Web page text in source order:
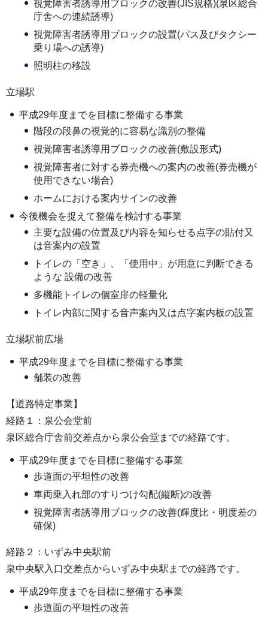
視覚障害者誘導用ブロックの改善(JIS規格)(泉区総合
庁舎への連続誘導)
視覚障害者誘導用ブロックの設置(バス及びタクシー
乗り場への誘導)
照明柱の移設
立場駅
平成29年度までを目標に整備する事業
階段の段鼻の視覚的に容易な識別の整備
視覚障害者誘導用ブロックの改善(敷設形式)
視覚障害者に対する券売機への案内の改善(券売機が
使用できない場合)
ホームにおける案内サインの改善
今後機会を捉えて整備を検討する事業
主要な設備の位置及び内容を知らせる点字の貼付又
は音案内の設置
トイレの「空き」、「使用中」が用意に判断できる
ような 設備の改善
多機能トイレの個室扉の軽量化
トイレ内部に関する音声案内又は点字案内板の設置
立場駅前広場
平成29年度までを目標に整備する事業
舗装の改善
【道路特定事業】
経路１：泉公会堂前
泉区総合庁舎前交差点から泉公会堂までの経路です。
平成29年度までを目標に整備する事業
歩道面の平坦性の改善
車両乗入れ部のすりつけ勾配(縦断)の改善
視覚障害者誘導用ブロックの改善(輝度比・明度差の
確保)
経路２：いずみ中央駅前
泉中央駅入口交差点からいずみ中央駅までの経路です。
平成29年度までを目標に整備する事業
歩道面の平坦性の改善